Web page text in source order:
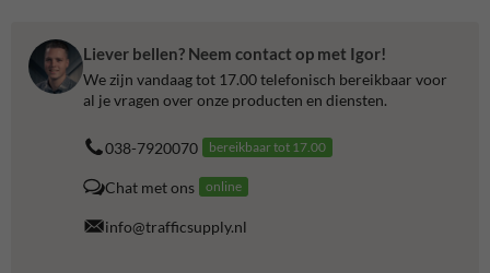
Liever bellen? Neem contact op met Igor!
We zijn vandaag tot 17.00 telefonisch bereikbaar voor
al je vragen over onze producten en diensten.
038-7920070 bereikbaar tot 17.00
Chat met ons online
info@trafficsupply.nl